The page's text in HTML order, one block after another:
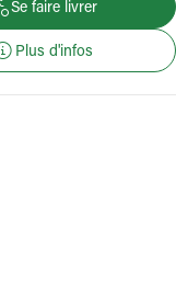
Se faire livrer
Plus d'infos